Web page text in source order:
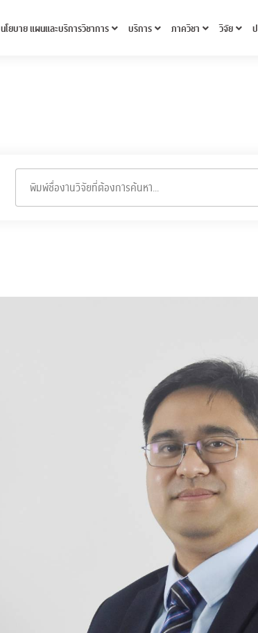
นโยบาย แผนและบริการวิชาการ บริการ ภาควิชา วิจัย
พิมพ์ชื่องานวิจัยที่ต้องการค้นหา...